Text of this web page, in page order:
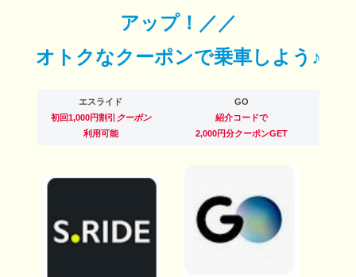
アップ！／／
オトクなクーポンで乗車しよう♪
エスライド
初回1,000円割引 クーポン
利用可能
GO
紹介コードで
2,000円分クーポンGET